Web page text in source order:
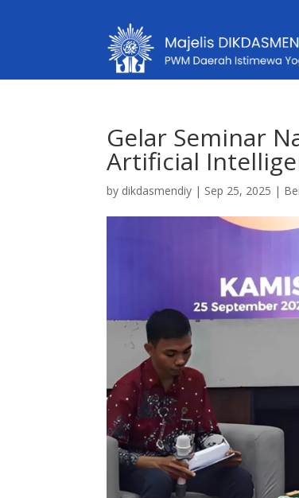
Gelar Seminar
Artificial
by dikdasmendiy | Sep 25, 2025 |